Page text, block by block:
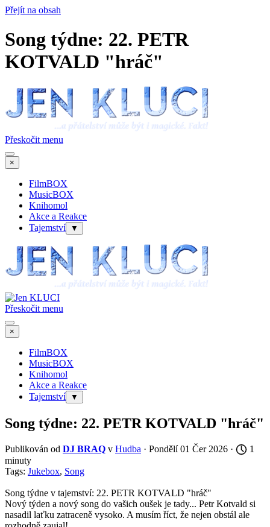
Přejít na obsah
Song týdne: 22. PETR
KOTVALD "hráč"
Přeskočit menu
×
FilmBOX
MusicBOX
Knihomol
Akce a Reakce
Tajemství
▼
Přeskočit menu
×
FilmBOX
MusicBOX
Knihomol
Akce a Reakce
Tajemství
▼
Song týdne: 22. PETR KOTVALD "hráč"
Publikován od DJ BRAQ v Hudba · Pondělí 01 Čer 2026 ·
1
minuty
Tags: Jukebox, Song
Song týdne v tajemství: 22. PETR KOTVALD "hráč"
Nový týden a nový song do vašich oušek je tady... Petr Kotvald si
nasadil laťku zatraceně vysoko. A musím říct, že nejen obstál ale